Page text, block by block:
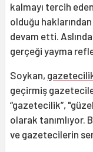
kalmayı tercih
olduğu
devam etti.
gerçeği yayma
Soykan,
geçirmiş
“gazetecilik”,
olarak tanımlıyor.
ve gazetecilerin